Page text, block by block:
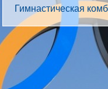
Гимнастическая